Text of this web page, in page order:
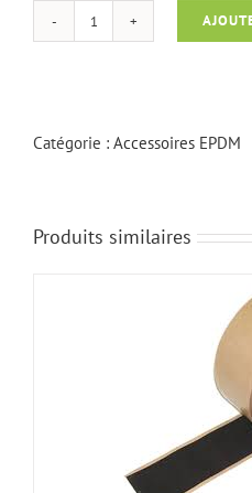
quantité
grip
Catégorie : Accessoires EPDM
Produits similaires